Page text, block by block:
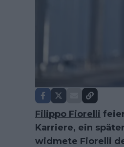
Filippo Fiorelli
Karriere, ein
widmete Fiorelli